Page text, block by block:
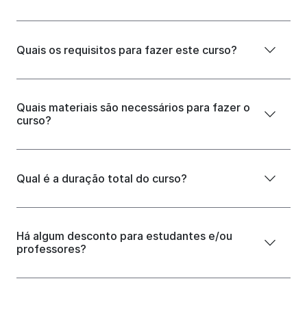
Quais os requisitos para fazer este curso?
Quais materiais são necessários para fazer o
curso?
Qual é a duração total do curso?
Há algum desconto para estudantes e/ou
professores?